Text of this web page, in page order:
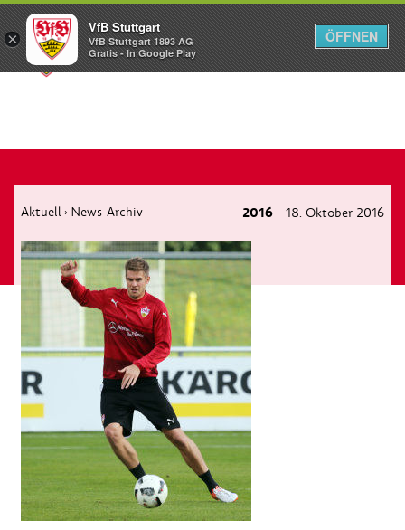
Menü
Aktuell › News-Archiv 2016 18. Oktober 2016
×
VfB Stuttgart
VfB Stuttgart 1893 AG
Gratis - In Google Play
ÖFFNEN